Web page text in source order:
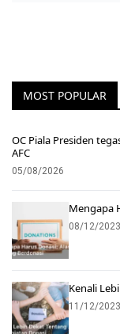
MOST POPULAR
OC Piala Presiden
AFC
05/08/2026
Mengapa
08/12/2023
Kenali
11/12/2023